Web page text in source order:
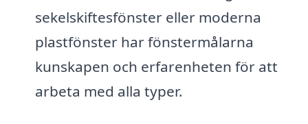
sekelskiftesfönster eller moderna
plastfönster har fönstermålarna
kunskapen och erfarenheten för att
arbeta med alla typer.